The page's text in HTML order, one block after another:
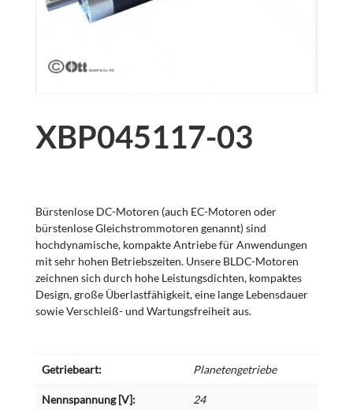
XBP045117-03
Bürstenlose DC-Motoren (auch EC-Motoren oder
bürstenlose Gleichstrommotoren genannt) sind
hochdynamische, kompakte Antriebe für Anwendungen
mit sehr hohen Betriebszeiten. Unsere BLDC-Motoren
zeichnen sich durch hohe Leistungsdichten, kompaktes
Design, große Überlastfähigkeit, eine lange Lebensdauer
sowie Verschleiß- und Wartungsfreiheit aus.
Getriebeart: Planetengetriebe
Nennspannung [V]: 24